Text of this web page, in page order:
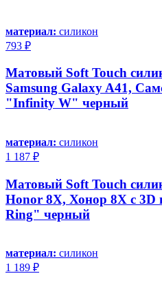
материал: силикон
793 ₽
Матовый Soft Touch
Samsung Galaxy A41,
"Infinity W" черный
материал: силикон
1 187 ₽
Матовый Soft Touch
Honor 8X, Хонор 8Х с 3D
Ring" черный
материал: силикон
1 189 ₽